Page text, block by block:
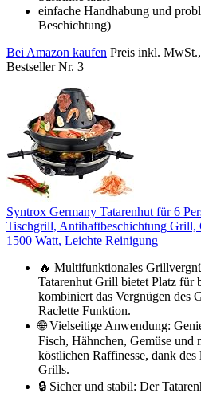
einfache Handhabung und
Beschichtung)
Bei Amazon kaufen Preis inkl.
Bestseller Nr. 3
Syntrox Germany Tatarenhut für 6
Tischgrill, Antihaftbeschichtung Grill,
1500 Watt, Leichte Reinigung
🔥 Multifunktionales
Tatarenhut Grill bietet Platz für
kombiniert das Vergnügen des
Raclette Funktion.
🌐 Vielseitige Anwendung:
Fisch, Hähnchen, Gemüse und
köstlichen Raffinesse, dank
Grills.
🔒 Sicher und stabil: Der